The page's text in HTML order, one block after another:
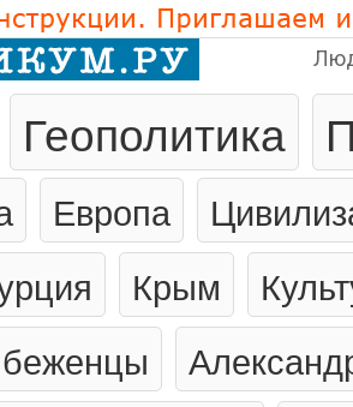
Геополитика
Европа
Крым
беженцы